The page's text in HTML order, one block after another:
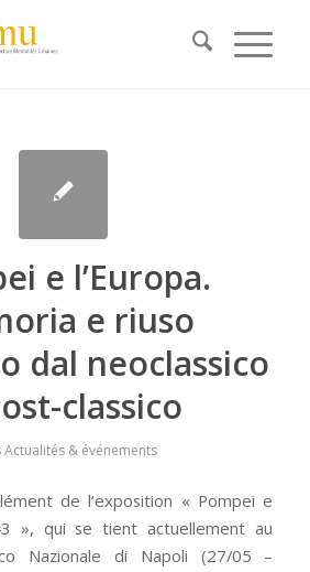
e l’Europa.
e riuso
dal neoclassico
classico
Actualités & événements
de l’exposition « Pompei e
», qui se tient actuellement au
Nazionale di Napoli (27/05 –